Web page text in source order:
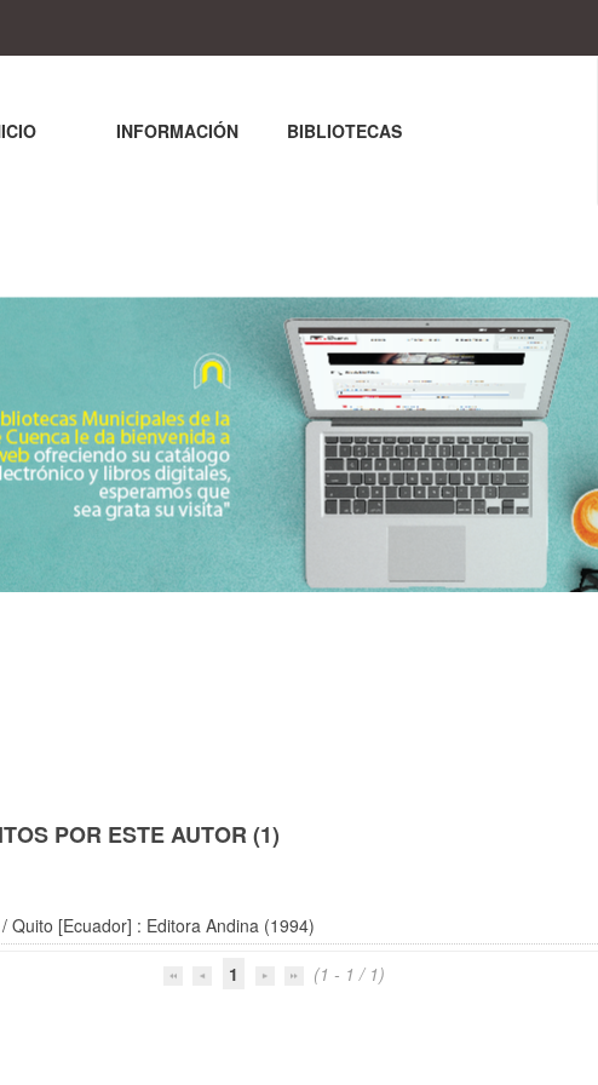
POR ESTE AUTOR (1)
Quito [Ecuador] : Editora Andina (1994)
1
(1 - 1 / 1)
INFORMACIÓN BIBLIOTECAS